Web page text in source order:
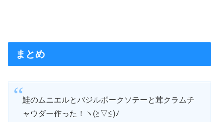
まとめ
鮭のムニエルとバジルポークソテーと茸クラムチ
ャウダー作った！ヽ(≧▽≦)ﾉ